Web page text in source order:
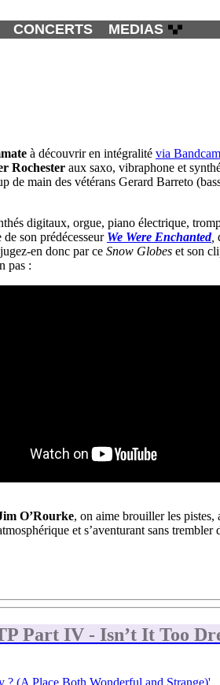
CONCERTS MEDIAS
à découvrir en intégralité via
Rochester aux saxo, vibraphone et
de main des vétérans Gerard Barreto
digitaux, orgue, piano électrique,
son prédécesseur We Were Enchanted,
en donc par ce Snow Globes et son
pas :
O’Rourke, on aime brouiller les pistes,
et s’aventurant sans trembler
Part IV - Isn’t It Too